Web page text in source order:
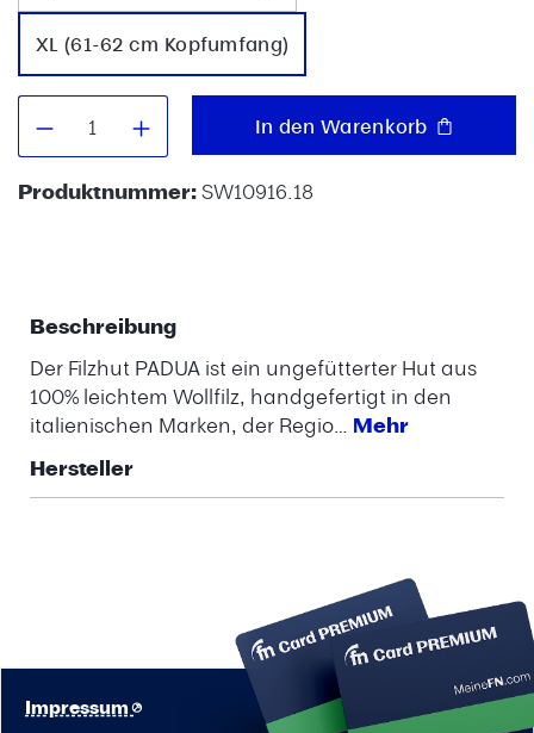
XL (61-62 cm Kopfumfang)
Produkt Anzahl: Gib denIn den Warenkorb
Produktnummer:SW10916.18
Beschreibung
Der Filzhut PADUA ist ein ungefütterter Hut aus
100% leichtem Wollfilz, handgefertigt in den
italienischen Marken, der Regio… Mehr
Hersteller
Impressum